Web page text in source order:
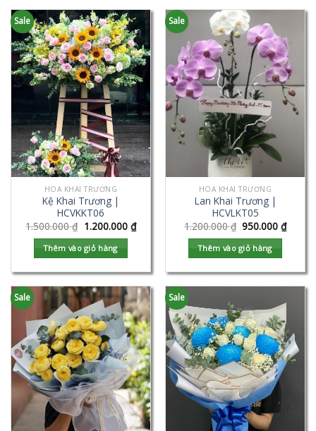
Sale
HOA KHAI TRƯƠNG
Kệ Khai Trương |
HCVKKT06
1.500.000₫ 1.200.000 ₫
Thêm vào giỏ hàng
Sale
HOA KHAI TRƯƠNG
Lan Khai Trương |
HCVLKT05
1.200.000₫ 950.000₫
Thêm vào giỏ hàng
Sale Sale